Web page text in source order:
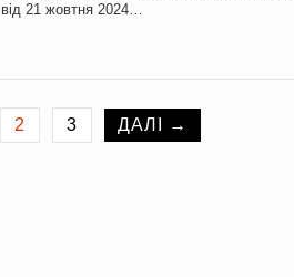
від 21 жовтня 2024…
2 3 ДАЛІ →